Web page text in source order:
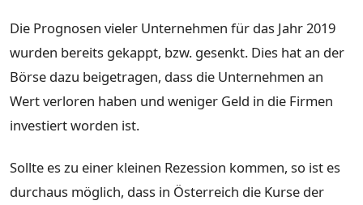
Die Prognosen vieler Unternehmen für das Jahr 2019
wurden bereits gekappt, bzw. gesenkt. Dies hat an der
Börse dazu beigetragen, dass die Unternehmen an
Wert verloren haben und weniger Geld in die Firmen
investiert worden ist.
Sollte es zu einer kleinen Rezession kommen, so ist es
durchaus möglich, dass in Österreich die Kurse der